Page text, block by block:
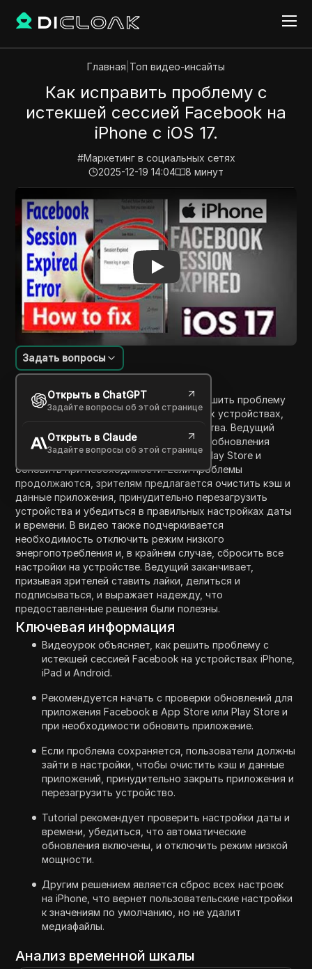
Главная Топ видео-инсайты
Как исправить проблему с
истекшей сессией Facebook на
iPhone с iOS 17.
#Маркетинг в социальных сетях
2025-12-19 14:04
8 минут
Play Video:Как исправить проблему с истекшей
Введение в содержание
Задать вопросы
Открыть в ChatGPT
Задайте вопросы об этой странице
Открыть в Claude
Задайте вопросы об этой странице
Этот видеоурок демонстрирует, как решить проблему
'Сессия Facebook истекла' на различных устройствах,
включая iPhone, iPad и Android-устройства. Ведущий
начинает с совета зрителям проверить обновления
приложения Facebook в App Store или Play Store и
обновить при необходимости. Если проблемы
продолжаются, зрителям предлагается очистить кэш и
данные приложения, принудительно перезагрузить
устройства и убедиться в правильных настройках даты
и времени. В видео также подчеркивается
необходимость отключить режим низкого
энергопотребления и, в крайнем случае, сбросить все
настройки на устройстве. Ведущий заканчивает,
призывая зрителей ставить лайки, делиться и
подписываться, и выражает надежду, что
предоставленные решения были полезны.
Ключевая информация
Видеоурок объясняет, как решить проблему с
истекшей сессией Facebook на устройствах iPhone,
iPad и Android.
Рекомендуется начать с проверки обновлений для
приложения Facebook в App Store или Play Store и
при необходимости обновить приложение.
Если проблема сохраняется, пользователи должны
зайти в настройки, чтобы очистить кэш и данные
приложений, принудительно закрыть приложения и
перезагрузить устройство.
Tutorial рекомендует проверить настройки даты и
времени, убедиться, что автоматические
обновления включены, и отключить режим низкой
мощности.
Другим решением является сброс всех настроек
на iPhone, что вернет пользовательские настройки
к значениям по умолчанию, но не удалит
медиафайлы.
Анализ временной шкалы